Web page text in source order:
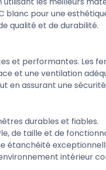
blanc pour une
qualité et de durabilité.
et performantes. Les
et une ventilation
en assurant une
durables et fiables.
de taille et de
étanchéité
intérieur